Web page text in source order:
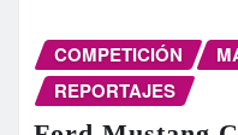
COMPETICIÓN
REPORTAJES